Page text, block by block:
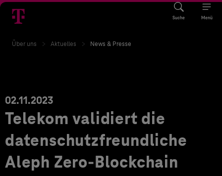
Suche Menü
Über uns Aktuelles News & Presse
02.11.2023
Telekom validiert die
datenschutzfreundliche
Aleph Zero-Blockchain